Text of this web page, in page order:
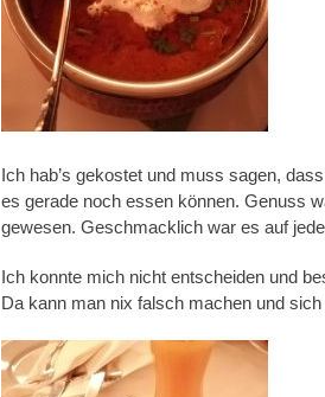
Ich hab’s gekostet und muss sagen,
es gerade noch essen können. Genuss
gewesen. Geschmacklich war es auf
Ich konnte mich nicht entscheiden und
Da kann man nix falsch machen und